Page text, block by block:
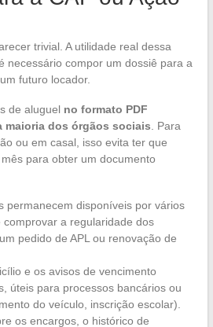
trivial. A utilidade real dessa
necessário compor um dossiê para a
futuro locador.
de aluguel no formato PDF
maioria dos órgãos sociais . Para
ou em casal, isso evita ter que
para obter um documento
permanecem disponíveis por vários
a regularidade dos
pedido de APL ou renovação de
e os avisos de vencimento
úteis para processos bancários ou
do veículo, inscrição escolar).
os encargos, o histórico de